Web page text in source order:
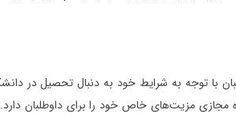
با توجه به شرایط خود به دنبال تحصیل در
مجازی مزیت‌های خاص خود را برای داوطلبان